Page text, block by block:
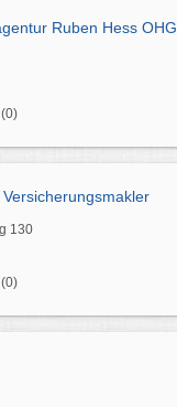
Ruben Hess OHG
(0)
130
(0)